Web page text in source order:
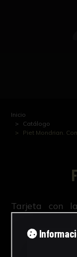
Inicio
Catálogo
Piet Mondrian.
Tarjeta con